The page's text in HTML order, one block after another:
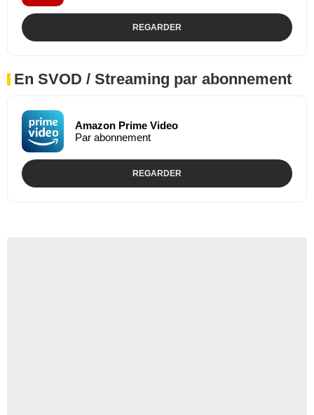
REGARDER
En SVOD / Streaming par abonnement
Amazon Prime Video
Par abonnement
REGARDER